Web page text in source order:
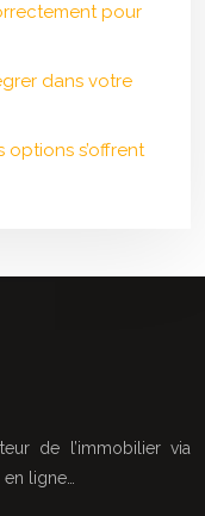
pour
dans votre
options s’offrent
de l’immobilier via
ligne…